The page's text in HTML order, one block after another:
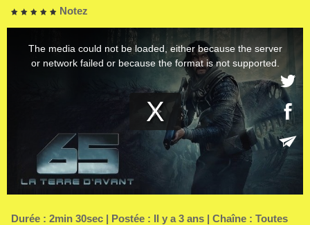
Notez
Durée : 2min 30sec | Postée : Il y a 3 ans | Chaîne : Toutes